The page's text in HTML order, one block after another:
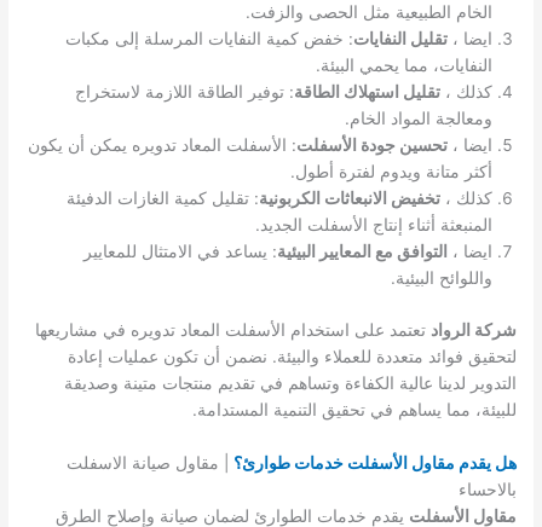
الخام الطبيعية مثل الحصى والزفت.
ايضا ،تقليل النفايات: خفض كمية النفايات المرسلة إلى مكبات
النفايات، مما يحمي البيئة.
كذلك ،تقليل استهلاك الطاقة: توفير الطاقة اللازمة لاستخراج
ومعالجة المواد الخام.
ايضا ،تحسين جودة الأسفلت: الأسفلت المعاد تدويره يمكن أن يكون
أكثر متانة ويدوم لفترة أطول.
كذلك ،تخفيض الانبعاثات الكربونية: تقليل كمية الغازات الدفيئة
المنبعثة أثناء إنتاج الأسفلت الجديد.
ايضا ، التوافق مع المعايير البيئية: يساعد في الامتثال للمعايير
واللوائح البيئية.
شركة الرواد تعتمد على استخدام الأسفلت المعاد تدويره في مشاريعها
لتحقيق فوائد متعددة للعملاء والبيئة. نضمن أن تكون عمليات إعادة
التدوير لدينا عالية الكفاءة وتساهم في تقديم منتجات متينة وصديقة
للبيئة، مما يساهم في تحقيق التنمية المستدامة.
هل يقدم مقاول الأسفلت خدمات طوارئ؟ | مقاول صيانة الاسفلت
بالاحساء
مقاول الأسفلت يقدم خدمات الطوارئ لضمان صيانة وإصلاح الطرق